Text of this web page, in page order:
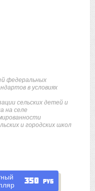
350 руб
федеральных
в условиях
сельских детей и
на селе
и городских школ